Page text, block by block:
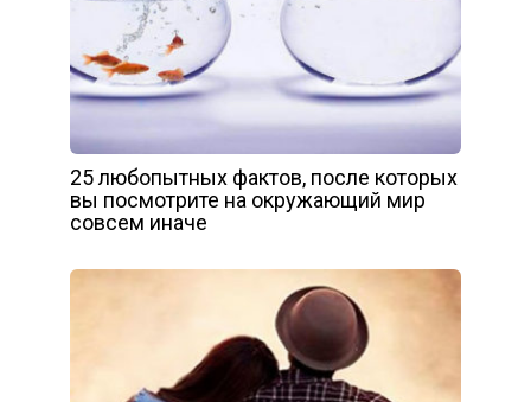
25 любопытных фактов, после которых
вы посмотрите на окружающий мир
совсем иначе